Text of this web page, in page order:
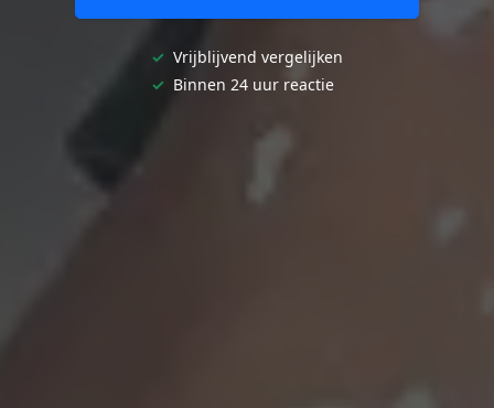
✓ Vrijblijvend vergelijken
✓ Binnen 24 uur reactie